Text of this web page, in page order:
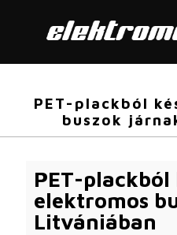
PET-plackból
buszok
PET-plackból
elektromos
Litvániában